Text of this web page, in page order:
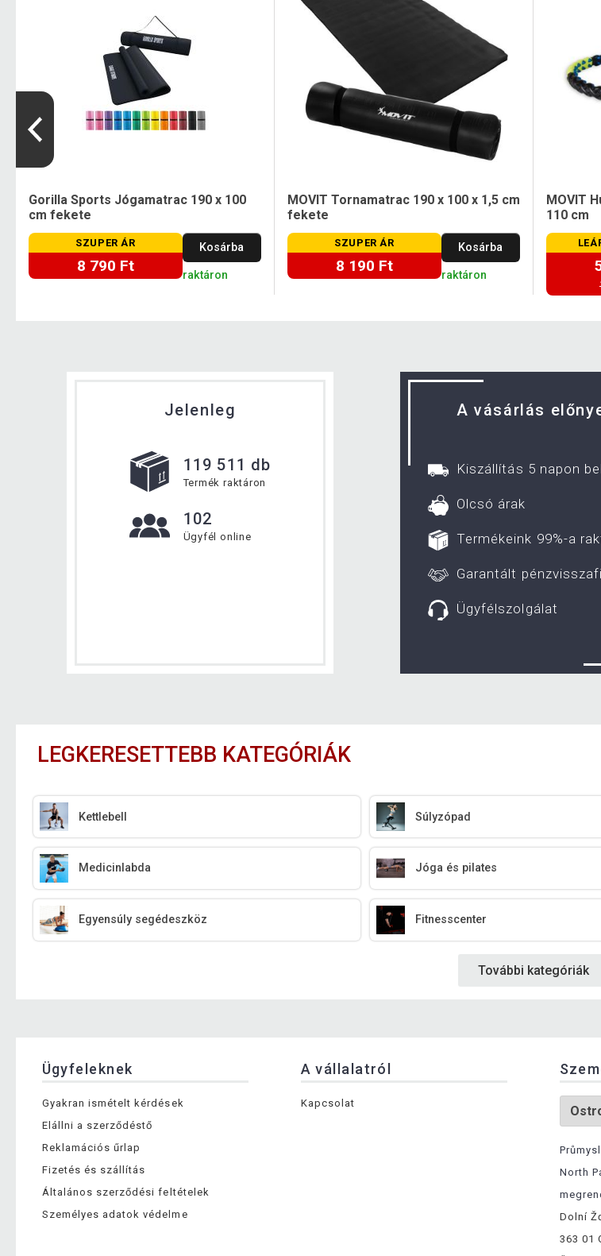
Gorilla Sports Jógamatrac 190 x 100
cm fekete
SZUPER ÁR
8 790 Ft
Kosárba
raktáron
MOVIT Tornamatrac 190 x 100 x 1,5 cm
fekete
SZUPER ÁR
8 190 Ft
Kosárba
raktáron
MOVIT
110 cm
Jelenleg
119 511 db
Termék raktáron
102
Ügyfél online
A vásárlás
Kiszállítás 5 napon
Olcsó árak
Termékeink 99%-a
Garantált
Ügyfélszolgálat
LEGKERESETTEBB KATEGÓRIÁK
Kettlebell Súlyzópad
Medicinlabda Jóga és pilates
Egyensúly segédeszköz Fitnesscenter
További kategóriák
Ügyfeleknek
Gyakran ismételt kérdések
Elállni a szerződéstő
Reklamációs űrlap
Fizetés és szállítás
Általános szerződési feltételek
Személyes adatok védelme
A vállalatról
Kapcsolat
North
Dolní
363 01